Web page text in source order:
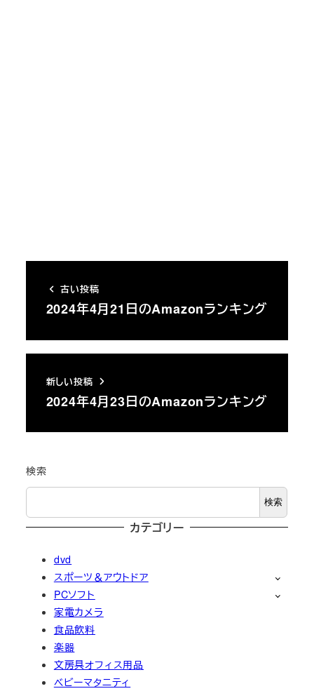
古い投稿
2024年4月21日のAmazonランキング
新しい投稿
2024年4月23日のAmazonランキング
検索
検索
カテゴリー
dvd
スポーツ＆アウトドア
PCソフト
家電カメラ
食品飲料
楽器
文房具オフィス用品
ベビーマタニティ